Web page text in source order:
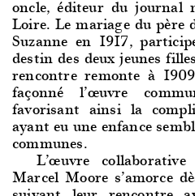
oncle, éditeur du journal
Loire. Le mariage du père
Suzanne en 1917,
destin des deux jeunes
rencontre remonte à
façonné l’œuvre
favorisant ainsi la
ayant eu une enfance
communes.
L’œuvre collabo
Marcel Moore s’amorce